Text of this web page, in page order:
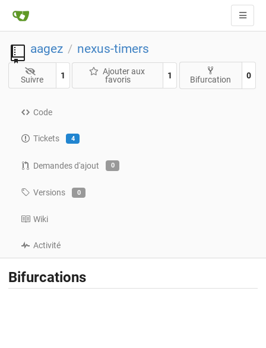
aagez / nexus-timers
Suivre 1
Ajouter aux
favoris
1 Bifurcation 0
Code
Tickets 4
Demandes d'ajout 0
Versions 0
Wiki
Activité
Bifurcations